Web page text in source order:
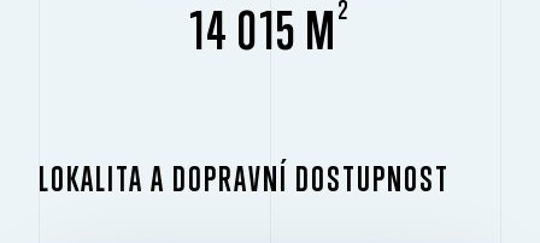
14 015 M 2
LOKALITA A DOPRAVNÍ DOSTUPNOST